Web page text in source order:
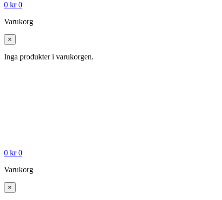
0 kr 0
Varukorg
×
Inga produkter i varukorgen.
0 kr 0
Varukorg
×